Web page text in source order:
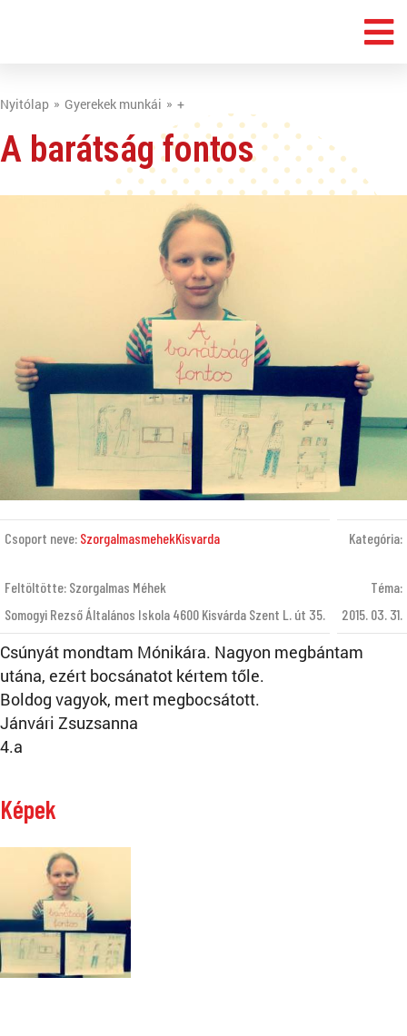
Nyitólap Gyerekek munkái +
A barátság fontos
Csoport neve: SzorgalmasmehekKisvarda
Feltöltötte: Szorgalmas Méhek
Somogyi Rezső Általános Iskola 4600 Kisvárda Szent L. út 35.
Kategória:
Téma:
2015. 03. 31.
Csúnyát mondtam Mónikára. Nagyon megbántam
utána, ezért bocsánatot kértem tőle.
Boldog vagyok, mert megbocsátott.
Jánvári Zsuzsanna
4.a
Képek